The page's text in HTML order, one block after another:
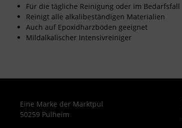
Für die tägliche Reinigung oder im Bedarfsfall
Reinigt alle alkalibeständigen Materialien
Auch auf Epoxidharzböden geeignet
Mildalkalischer Intensivreiniger
Eine Marke der Marktpul
50259 Pulheim